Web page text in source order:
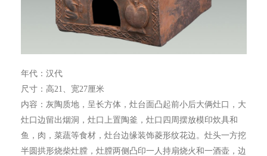
年代：汉代
尺寸：高21、宽27厘米
内容：灰陶质地，呈长方体，灶台面凸起前小后大俩灶口，大
灶口边留出烟洞，灶口上置陶釜，灶口四周摆放模印炊具和
鱼，肉，菜蔬等食材，灶台边缘装饰菱形纹花边。灶头一方挖
半圆拱形烧柴灶膛，灶膛两侧凸印一人持扇烧火和一酒壶，边